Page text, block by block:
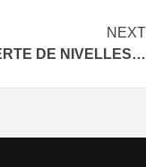
NEXT
DE NIVELLES…